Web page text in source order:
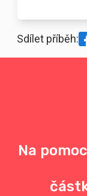
Sdílet příběh:
Na